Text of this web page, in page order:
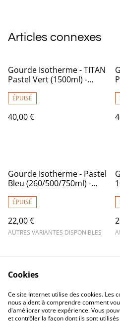
Articles connexes
Gourde Isotherme - TITAN
Pastel Vert (1500ml) -
ÉPUISÉ
40,00 €
Gourde Isotherme - Pastel
Bleu (260/500/750ml) -
ÉPUISÉ
22,00 €
AUTRES VARIANTES DISPONIBLES
Contactez-nous
Cookies
Ce site Internet utilise des cookies. Les
nous aident à comprendre comment
d'améliorer votre expérience. Vous
et contrôler la façon dont ils sont